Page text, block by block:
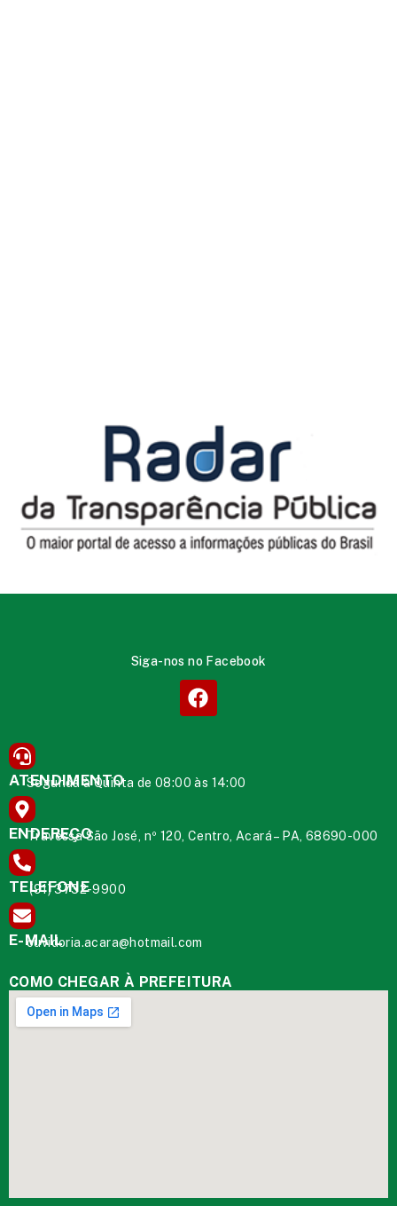
Siga-nos no Facebook
ATENDIMENTO
Segunda à Quinta de 08:00 às 14:00
ENDEREÇO
Travessa São José, nº 120, Centro, Acará – PA, 68690-000
TELEFONE
(91) 3732-9900
E-MAIL
ouvidoria.acara@hotmail.com
COMO CHEGAR À PREFEITURA